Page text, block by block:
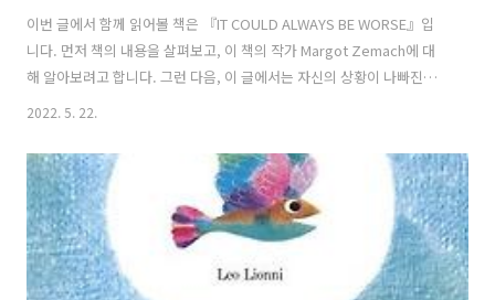
이번 글에서 함께 읽어볼 책은 『IT COULD ALWAYS BE WORSE』입
니다. 먼저 책의 내용을 살펴보고, 이 책의 작가 Margot Zemach에 대
해 알아보려고 합니다. 그런 다음, 이 글에서는 자신의 상황이 나빠진다
고만 생각했던 주인공이 마음을 바꾸게 되는 과정을 통해 최악이 가지고
ALWAYS BE WORSE』 이야기 이 책은 이디시어 민담을 Margot
Zemach가 그림과 함께 재구성하여 1976년 출판했습니다. 옛날 어느
작은 마을, 한 칸짜리 조그만 오두막에서 어머니와 아내와 여섯 명의 아
이와 함께 사는 가난하고 불행한 남자가 있었습니다. 오두막은 우는 소리
와 싸우는 소리로 요란했습니다. 더 이상 참을 수 없던 가난..
2022. 5. 22.